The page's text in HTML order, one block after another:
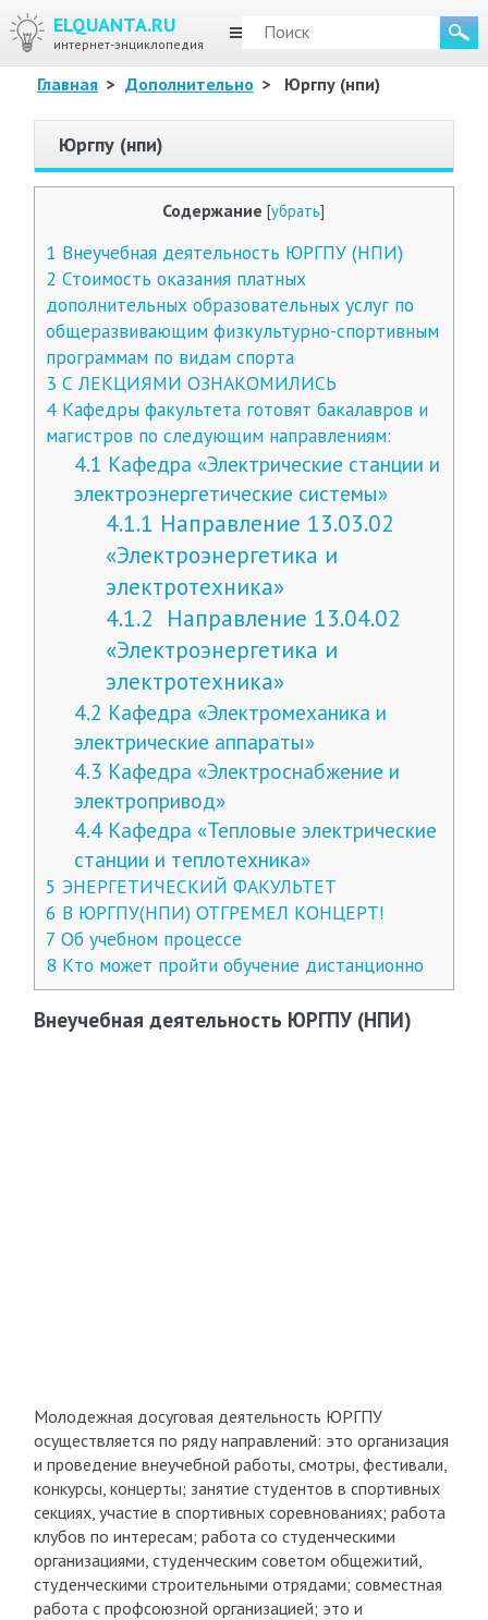
ELQUANTA.RU
интернет-энциклопедия
МЕНЮ
Главная > Дополнительно > Юргпу (нпи)
Юргпу (нпи)
Содержание [убрать]
1 Внеучебная деятельность ЮРГПУ (НПИ)
2 Стоимость оказания платных
дополнительных образовательных услуг по
общеразвивающим физкультурно-спортивным
программам по видам спорта
3 С ЛЕКЦИЯМИ ОЗНАКОМИЛИСЬ
4Кафедры факультета готовят бакалавров и
магистров по следующим направлениям:
4.1 Кафедра «Электрические станции и
электроэнергетические системы»
4.1.1 Направление 13.03.02
«Электроэнергетика и
электротехника»
4.1.2 Направление 13.04.02
«Электроэнергетика и
электротехника»
4.2 Кафедра «Электромеханика и
электрические аппараты»
4.3 Кафедра «Электроснабжение и
электропривод»
4.4 Кафедра «Тепловые электрические
станции и теплотехника»
5 ЭНЕРГЕТИЧЕСКИЙ ФАКУЛЬТЕТ
6 В ЮРГПУ(НПИ) ОТГРЕМЕЛ КОНЦЕРТ!
7 Об учебном процессе
8 Кто может пройти обучение дистанционно
Внеучебная деятельность ЮРГПУ (НПИ)
Молодежная досуговая деятельность ЮРГПУ
осуществляется по ряду направлений: это организация
и проведение внеучебной работы, смотры, фестивали,
конкурсы, концерты; занятие студентов в спортивных
секциях, участие в спортивных соревнованиях; работа
клубов по интересам; работа со студенческими
организациями, студенческим советом общежитий,
студенческими строительными отрядами; совместная
работа с профсоюзной организацией; это и